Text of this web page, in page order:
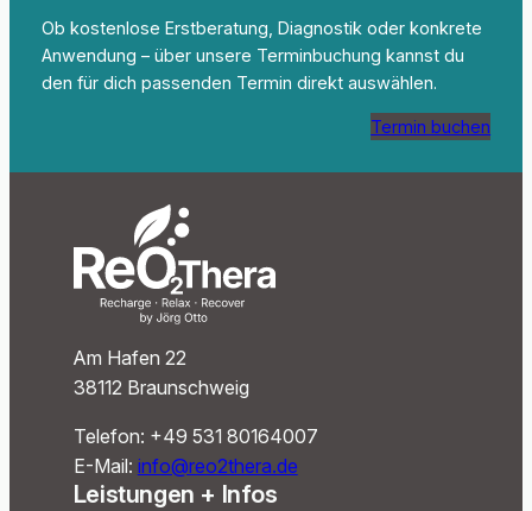
Ob kostenlose Erstberatung, Diagnostik oder konkrete
Anwendung – über unsere Terminbuchung kannst du
den für dich passenden Termin direkt auswählen.
Termin buchen
Am Hafen 22
38112 Braunschweig
Telefon: +49 531 80164007‬
E-Mail: info@reo2thera.de
Leistungen + Infos